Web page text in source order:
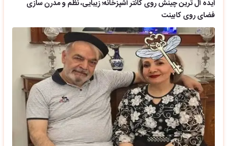
ایده آل ترین چینش روی کانتر آشپزخانه؛ زیبایی، نظم و مدرن سازی
فضای روی کابینت